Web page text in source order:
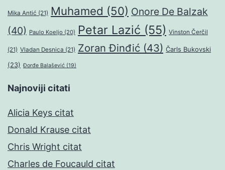
Mika Antić (21) Muhamed (50) Onore De Balzak
(40) Paulo Koeljo (20) Petar Lazić (55) Vinston Čerčil
(21) Vladan Desnica (21) Zoran Đinđić (43) Čarls Bukovski
(23) Đorđe Balašević (19)
Najnoviji citati
Alicia Keys citat
Donald Krause citat
Chris Wright citat
Charles de Foucauld citat